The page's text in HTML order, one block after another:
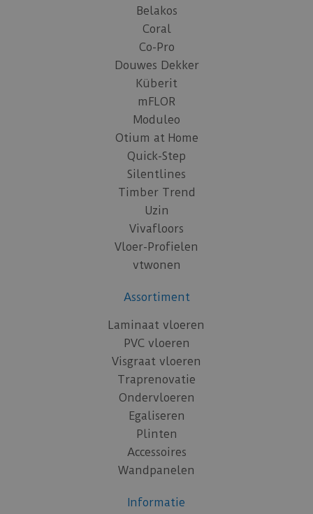
Belakos
Coral
Co-Pro
Douwes Dekker
Küberit
mFLOR
Moduleo
Otium at Home
Quick-Step
Silentlines
Timber Trend
Uzin
Vivafloors
Vloer-Profielen
vtwonen
Assortiment
Laminaat vloeren
PVC vloeren
Visgraat vloeren
Traprenovatie
Ondervloeren
Egaliseren
Plinten
Accessoires
Wandpanelen
Informatie